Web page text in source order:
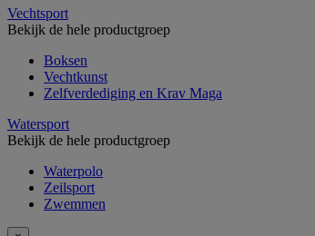
Vechtsport
Bekijk de hele productgroep
Boksen
Vechtkunst
Zelfverdediging en Krav Maga
Watersport
Bekijk de hele productgroep
Waterpolo
Zeilsport
Zwemmen